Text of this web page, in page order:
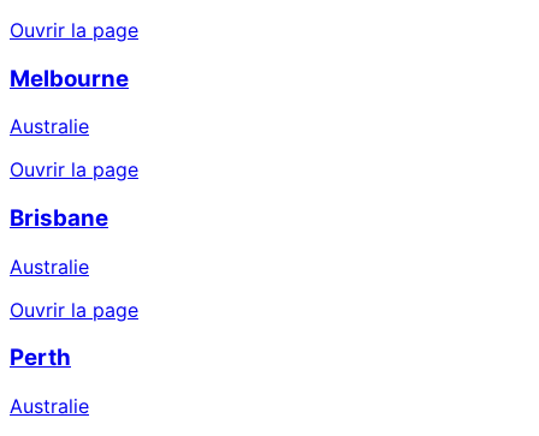
Ouvrir la page
Melbourne
Australie
Ouvrir la page
Brisbane
Australie
Ouvrir la page
Perth
Australie